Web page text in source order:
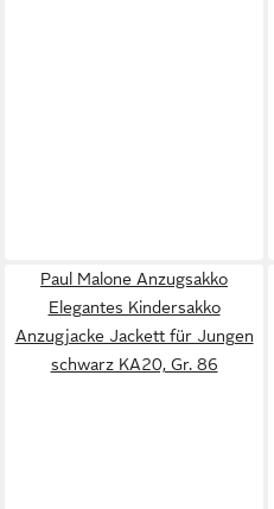
Paul Malone Anzugsakko
Elegantes Kindersakko
Anzugjacke Jackett für Jungen
schwarz KA20, Gr. 86